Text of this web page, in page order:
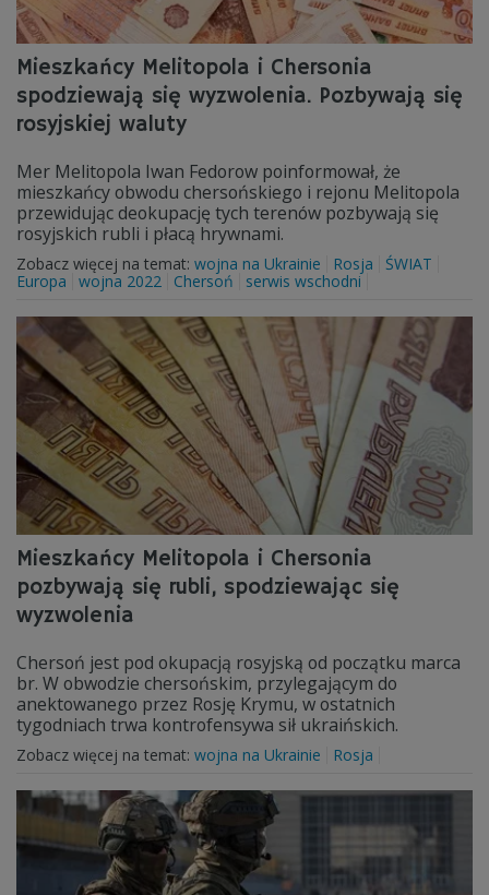
Mieszkańcy Melitopola i Chersonia
spodziewają się wyzwolenia. Pozbywają się
rosyjskiej waluty
Mer Melitopola Iwan Fedorow poinformował, że
mieszkańcy obwodu chersońskiego i rejonu Melitopola
przewidując deokupację tych terenów pozbywają się
rosyjskich rubli i płacą hrywnami.
Zobacz więcej na temat: wojna na Ukrainie Rosja
ŚWIAT
Europa
wojna 2022 Chersoń serwis wschodni
Mieszkańcy Melitopola i Chersonia
pozbywają się rubli, spodziewając się
wyzwolenia
Chersoń jest pod okupacją rosyjską od początku marca
br. W obwodzie chersońskim, przylegającym do
anektowanego przez Rosję Krymu, w ostatnich
tygodniach trwa kontrofensywa sił ukraińskich.
Zobacz więcej na temat: wojna na Ukrainie Rosja